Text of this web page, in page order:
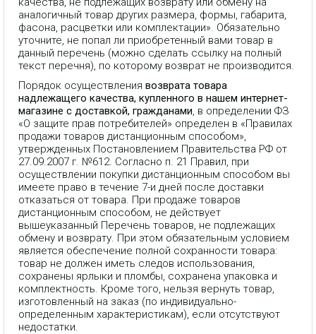
аналогичный товар других размера, формы, габарита,
фасона, расцветки или комплектации». Обязательно
уточните, не попал ли приобретенный вами товар в
данный перечень (можно сделать ссылку на полный
текст перечня), по которому возврат не производится.
Порядок осуществления возврата товара
надлежащего качества, купленного в нашем интернет-
магазине с доставкой, гражданами , в определении ФЗ
«О защите прав потребителей» определен в «Правилах
продажи товаров дистанционным способом»,
утвержденных Постановлением Правительства РФ от
27.09.2007 г. №612. Согласно п. 21 Правил, при
осуществлении покупки дистанционным способом вы
имеете право в течение 7-и дней после доставки
отказаться от товара. При продаже товаров
дистанционным способом, не действует
вышеуказанный Перечень товаров, не подлежащих
обмену и возврату. При этом обязательным условием
является обеспечение полной сохранности товара:
товар не должен иметь следов использования,
сохранены ярлыки и пломбы, сохранена упаковка и
комплектность. Кроме того, нельзя вернуть товар,
изготовленный на заказ (по индивидуально-
определенным характеристикам), если отсутствуют
недостатки.